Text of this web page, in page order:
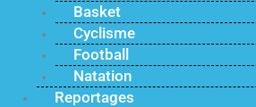
Basket
Cyclisme
Football
Natation
Reportages